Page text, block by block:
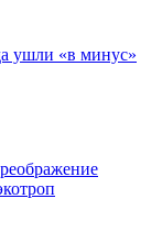
ушли «в минус»